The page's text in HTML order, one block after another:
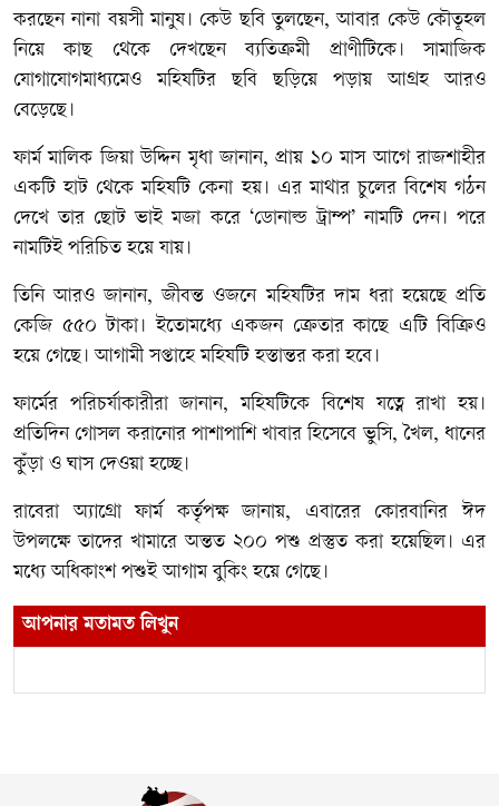
করছেন নানা বয়সী মানুষ। কেউ ছবি তুলছেন, আবার কেউ কৌতূহল
নিয়ে কাছ থেকে দেখছেন ব্যতিক্রমী প্রাণীটিকে। সামাজিক
যোগাযোগমাধ্যমেও মহিষটির ছবি ছড়িয়ে পড়ায় আগ্রহ আরও
বেড়েছে।
ফার্ম মালিক জিয়া উদ্দিন মৃধা জানান, প্রায় ১০ মাস আগে রাজশাহীর
একটি হাট থেকে মহিষটি কেনা হয়। এর মাথার চুলের বিশেষ গঠন
দেখে তার ছোট ভাই মজা করে ‘ডোনাল্ড ট্রাম্প’ নামটি দেন। পরে
নামটিই পরিচিত হয়ে যায়।
তিনি আরও জানান, জীবন্ত ওজনে মহিষটির দাম ধরা হয়েছে প্রতি
কেজি ৫৫০ টাকা। ইতোমধ্যে একজন ক্রেতার কাছে এটি বিক্রিও
হয়ে গেছে। আগামী সপ্তাহে মহিষটি হস্তান্তর করা হবে।
ফার্মের পরিচর্যাকারীরা জানান, মহিষটিকে বিশেষ যত্নে রাখা হয়।
প্রতিদিন গোসল করানোর পাশাপাশি খাবার হিসেবে ভুসি, খৈল, ধানের
কুঁড়া ও ঘাস দেওয়া হচ্ছে।
রাবেরা অ্যাগ্রো ফার্ম কর্তৃপক্ষ জানায়, এবারের কোরবানির ঈদ
উপলক্ষে তাদের খামারে অন্তত ২০০ পশু প্রস্তুত করা হয়েছিল। এর
মধ্যে অধিকাংশ পশুই আগাম বুকিং হয়ে গেছে।
আপনার মতামত লিখুন